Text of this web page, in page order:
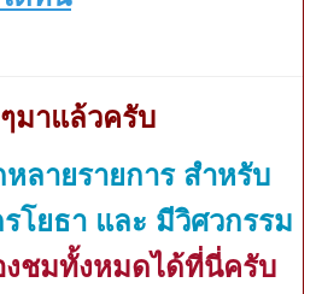
มาแล้วครับ
ลายรายการ สำหรับ
โยธา และ มีวิศวกรรม
งชมทั้งหมดได้ที่นี่ครับ